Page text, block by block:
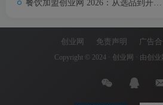
餐饮加盟创业网 2026：从选品到开店，10万以内最值得加盟的7个餐饮品类
创业网 免责声明 广告
Copyright © 2024 · 创业网 · 由创业